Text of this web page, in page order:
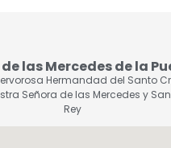
las Mercedes de la
Hermandad del Santo
Señora de las Mercedes y
Rey